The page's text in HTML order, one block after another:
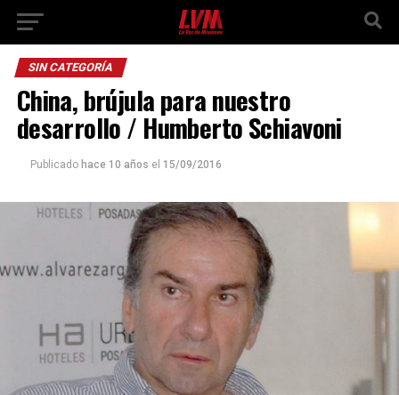
SIN CATEGORÍA
China, brújula para nuestro
desarrollo / Humberto Schiavoni
Publicado hace 10 años el 15/09/2016